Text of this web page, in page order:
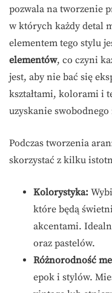
pozwala na tworzenie
w których każdy detal
elementem tego stylu
elementów, co czyni
jest, aby nie bać się
kształtami, kolorami i
uzyskanie
Podczas tworzenia
skorzystać z kilku
Kolorystyka:
które będą
akcentami.
oraz pastelów.
Różnorodność
epok i stylów.